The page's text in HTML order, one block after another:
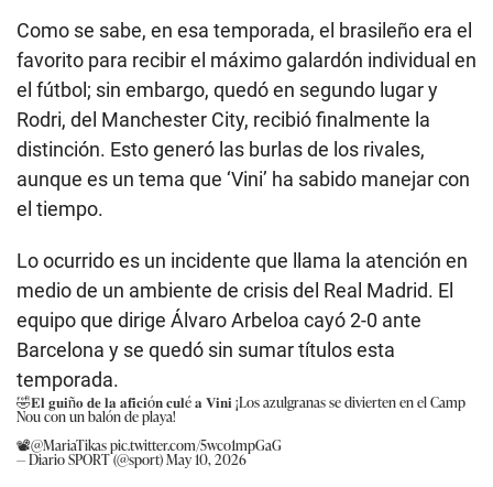
Como se sabe, en esa temporada, el brasileño era el
favorito para recibir el máximo galardón individual en
el fútbol; sin embargo, quedó en segundo lugar y
Rodri, del Manchester City, recibió finalmente la
distinción. Esto generó las burlas de los rivales,
aunque es un tema que ‘Vini’ ha sabido manejar con
el tiempo.
Lo ocurrido es un incidente que llama la atención en
medio de un ambiente de crisis del Real Madrid. El
equipo que dirige Álvaro Arbeloa cayó 2-0 ante
Barcelona y se quedó sin sumar títulos esta
temporada.
🤣𝐄𝐥 𝐠𝐮𝐢ñ𝐨 𝐝𝐞 𝐥𝐚 𝐚𝐟𝐢𝐜𝐢ó𝐧 𝐜𝐮𝐥é 𝐚 𝐕𝐢𝐧𝐢 ¡Los azulgranas se divierten en el Camp
Nou con un balón de playa!
📽️@MariaTikaspic.twitter.com/5wco1mpGaG
— Diario SPORT (@sport)May 10, 2026